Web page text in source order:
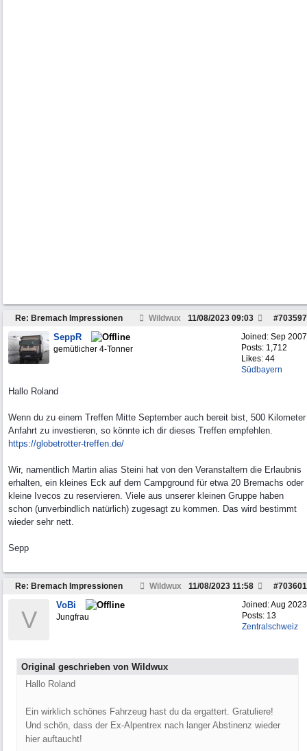
Re: Bremach Impressionen Wildwux #703597
11/08/2023 09:03
Joined: Sep 2007
Posts: 1,712
Likes: 44
Südbayern
SeppR
gemütlicher 4-Tonner
Hallo Roland
Wenn du zu einem Treffen Mitte September auch bereit bist, 500 Kilometer
Anfahrt zu investieren, so könnte ich dir dieses Treffen empfehlen.
https://globetrotter-treffen.de/
Wir, namentlich Martin alias Steini hat von den Veranstaltern die Erlaubnis
erhalten, ein kleines Eck auf dem Campground für etwa 20 Bremachs oder
kleine Ivecos zu reservieren. Viele aus unserer kleinen Gruppe haben
schon (unverbindlich natürlich) zugesagt zu kommen. Das wird bestimmt
wieder sehr nett.
Sepp
Re: Bremach Impressionen Wildwux #703601
11/08/2023 11:58
Joined:Aug 2023
Posts: 13
Zentralschweiz
V
VoBi
Jungfrau
Original geschrieben von Wildwux
Hallo Roland
Ein wirklich schönes Fahrzeug hast du da ergattert. Gratuliere!
Und schön, dass der Ex-Alpentrex nach langer Abstinenz wieder
hier auftaucht!